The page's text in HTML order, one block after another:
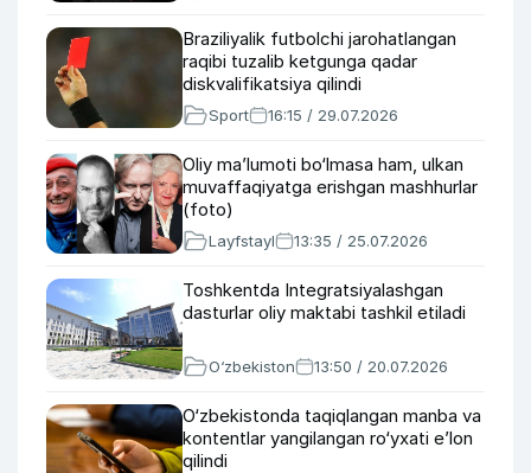
Braziliyalik futbolchi jarohatlangan
raqibi tuzalib ketgunga qadar
diskvalifikatsiya qilindi
Sport 16:15 / 29.07.2026
Oliy ma’lumoti bo‘lmasa ham, ulkan
muvaffaqiyatga erishgan mashhurlar
(foto)
Layfstayl 13:35 / 25.07.2026
Toshkentda Integratsiyalashgan
dasturlar oliy maktabi tashkil etiladi
O‘zbekiston 13:50 / 20.07.2026
O‘zbekistonda taqiqlangan manba va
kontentlar yangilangan ro‘yxati e’lon
qilindi